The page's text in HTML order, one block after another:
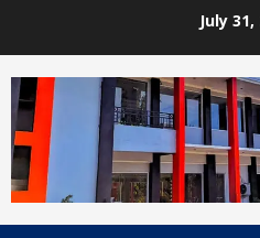
content
July 31,